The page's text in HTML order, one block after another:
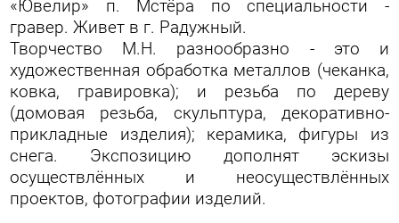
«Ювелир» п. Мстёра по специальности -
гравер. Живет в г. Радужный.
Творчество М.Н. разнообразно - это и
художественная обработка металлов (чеканка,
ковка, гравировка); и резьба по дереву
(домовая резьба, скульптура, декоративно-
прикладные изделия); керамика, фигуры из
снега. Экспозицию дополнят эскизы
осуществлённых и неосуществлённых
проектов, фотографии изделий.